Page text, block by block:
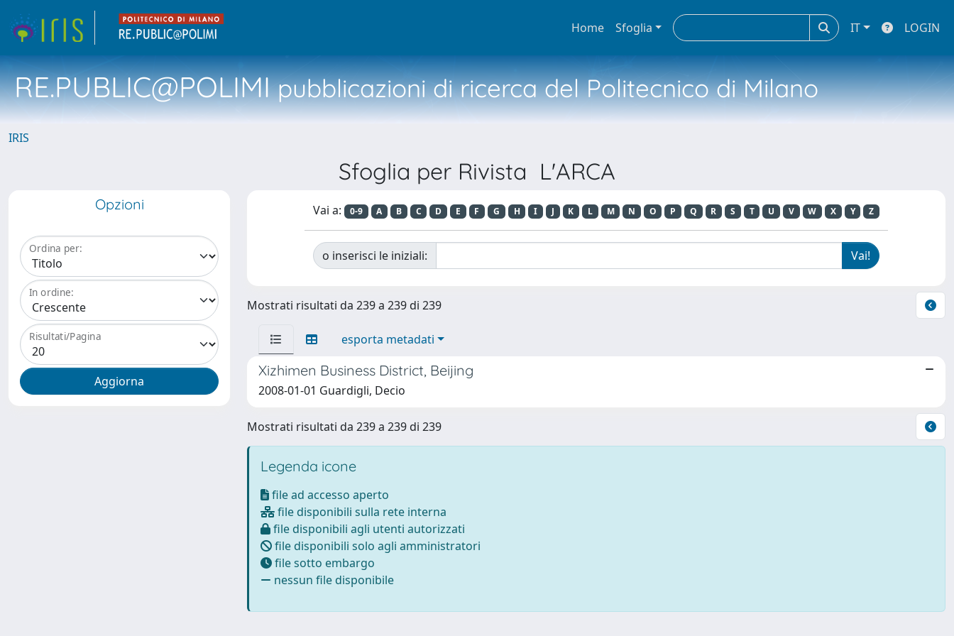
Home Sfoglia IT LOGIN
RE.PUBLIC@POLIMIpubblicazioni di ricerca del Politecnico di Milano
IRIS
Sfoglia per Rivista L'ARCA
Opzioni
Ordina per:
In ordine:
Risultati/Pagina
Vai a: 0-9 A B C D E F G H I J K L M N O P Q R S T U V W X Y Z
o inserisci le iniziali:
Mostrati risultati da 239 a 239 di 239
esporta metadati
Xizhimen Business District, Beijing
2008-01-01 Guardigli, Decio
Mostrati risultati da 239 a 239 di 239
Legenda icone
file ad accesso aperto
file disponibili sulla rete interna
file disponibili agli utenti autorizzati
file disponibili solo agli amministratori
file sotto embargo
nessun file disponibile